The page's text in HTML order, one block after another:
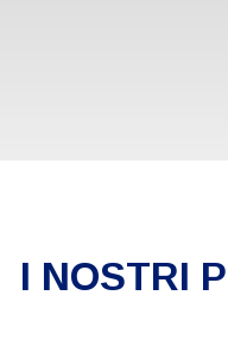
I NOSTRI